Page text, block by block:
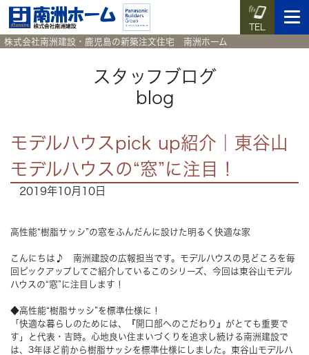
TEL
暮らしのコラム
HOME
News 新着情報
Works 施工実例集
Voice お客様の声
Blog 暮らしのコラム
Concept コンセプト
株式会社南洲建設・鹿児島の新築注文住宅 南洲ホーム
スタッフブログ
blog
モデルハウスpick up紹介｜東谷山
モデルハウスの“窓”に注目！
2019年10月10日
高性能“樹脂サッシ”の窓をふんだんに設けた明るく快適な家
こんにちは♪ 南洲建設の広報担当です。モデルハウスの見どころを毎
回ピックアップしてご紹介しているこのシリーズ、今回は東谷山モデル
ハウスの“窓”に注目します！
◆高性能“樹脂サッシ”を標準仕様に！
「快適な暮らしのためには、『開口部へのこだわり』がとても重要で
す」と代表・吉時。心地良い住まいづくりを追求し続ける南洲建設で
は、3年ほど前から樹脂サッシを標準仕様にしました。東谷山モデルハ